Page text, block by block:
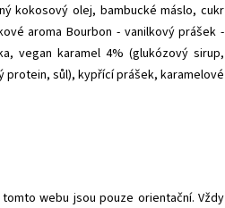
kokosový olej, bambucké máslo, cukr
aroma Bourbon - vanilkový prášek -
vegan karamel 4% (glukózový sirup,
sůl), kypřící prášek, karamelové
webu jsou pouze orientační. Vždy